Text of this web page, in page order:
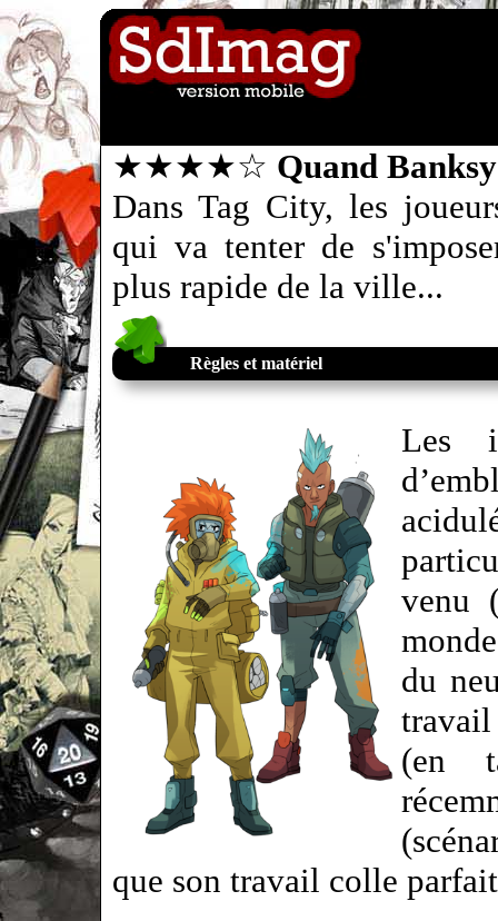
★★★★☆ Quand
Dans Tag City, les
qui va tenter de
plus rapide de la ville...
Règles et matériel
Les
venu
du
(en
que son travail colle